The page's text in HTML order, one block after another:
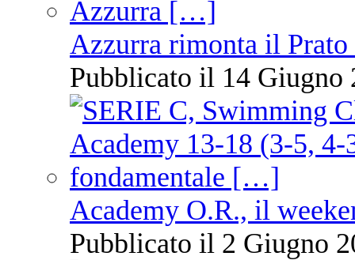
Azzurra rimonta il Prato
Pubblicato il 14 Giugno
Academy O.R., il
Pubblicato il 2 Giugno